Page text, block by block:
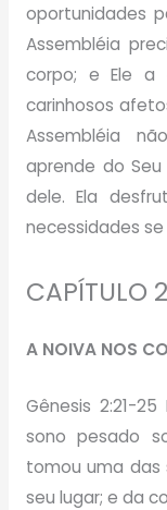
oportunidades
Assembléia
corpo; e Ele a
carinhosos
Assembléia
aprende do
dele. Ela
necessidades
CAPÍTULO 2
A NOIVA NOS
Gênesis 2:21-
sono pesado
tomou uma das
seu lugar; e da